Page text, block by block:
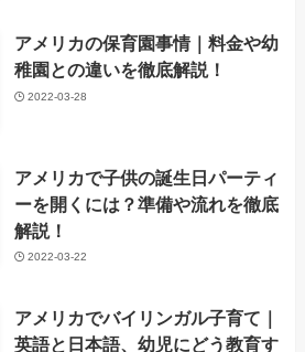
アメリカの保育園事情｜料金や幼
稚園との違いを徹底解説！
2022-03-28
アメリカで子供の誕生日パーティ
ーを開くには？準備や流れを徹底
解説！
2022-03-22
アメリカでバイリンガル子育て｜
英語と日本語、幼児にどう教育す